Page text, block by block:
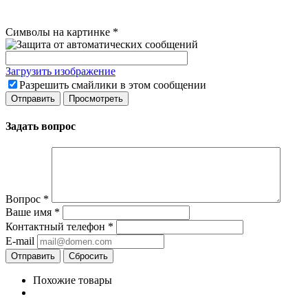
Символы на картинке *
Загрузить изображение
Разрешить смайлики в этом сообщении
Задать вопрос
Вопрос *
Ваше имя *
Контактный телефон *
E-mail
Сбросить
Похожие товары